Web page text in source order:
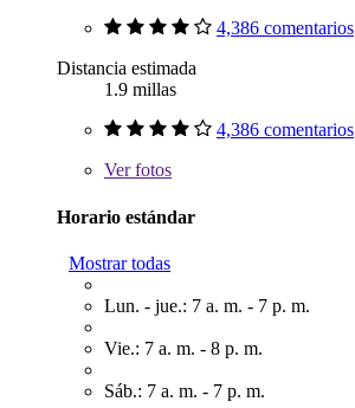
4,386 comentarios
Distancia estimada
1.9 millas
4,386 comentarios
Verfotos
Horario estándar
Mostrar todas
Lun. - jue.: 7 a. m. - 7 p. m.
Vie.: 7 a. m. - 8 p. m.
Sáb.: 7 a. m. - 7 p. m.